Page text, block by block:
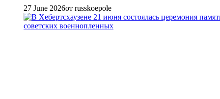
27 June 2026от russkoepole